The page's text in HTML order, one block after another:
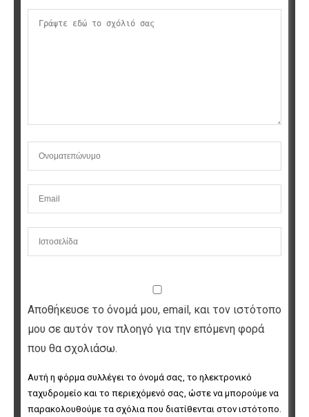
Αποθήκευσε το όνομά μου, email, και τον ιστότοπο
μου σε αυτόν τον πλοηγό για την επόμενη φορά
που θα σχολιάσω.
Αυτή η φόρμα συλλέγει το όνομά σας, το ηλεκτρονικό
ταχυδρομείο και το περιεχόμενό σας, ώστε να μπορούμε να
παρακολουθούμε τα σχόλια που διατίθενται στον ιστότοπο.